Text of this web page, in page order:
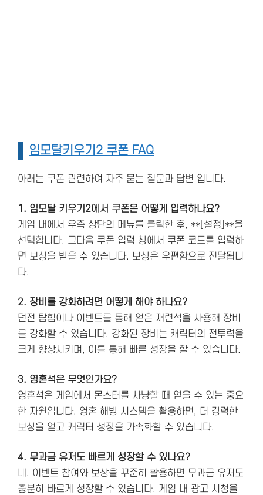
임모탈키우기2 쿠폰 FAQ
아래는 쿠폰 관련하여 자주 묻는 질문과 답변 입니다.
1. 임모탈 키우기2에서 쿠폰은 어떻게 입력하나요?
게임 내에서 우측 상단의 메뉴를 클릭한 후, **[설정]**을
선택합니다. 그다음 쿠폰 입력 창에서 쿠폰 코드를 입력하
면 보상을 받을 수 있습니다. 보상은 우편함으로 전달됩니
다.
2. 장비를 강화하려면 어떻게 해야 하나요?
던전 탐험이나 이벤트를 통해 얻은 재련석을 사용해 장비
를 강화할 수 있습니다. 강화된 장비는 캐릭터의 전투력을
크게 향상시키며, 이를 통해 빠른 성장을 할 수 있습니다.
3. 영혼석은 무엇인가요?
영혼석은 게임에서 몬스터를 사냥할 때 얻을 수 있는 중요
한 자원입니다. 영혼 해방 시스템을 활용하면, 더 강력한
보상을 얻고 캐릭터 성장을 가속화할 수 있습니다.
4. 무과금 유저도 빠르게 성장할 수 있나요?
네, 이벤트 참여와 보상을 꾸준히 활용하면 무과금 유저도
충분히 빠르게 성장할 수 있습니다. 게임 내 광고 시청을